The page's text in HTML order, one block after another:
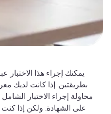
يمكنك إجراء هذا الاختبار
بطريقتين. إذا كانت لديك
محاولة إجراء الاختبار
على الشهادة. ولكن إذا